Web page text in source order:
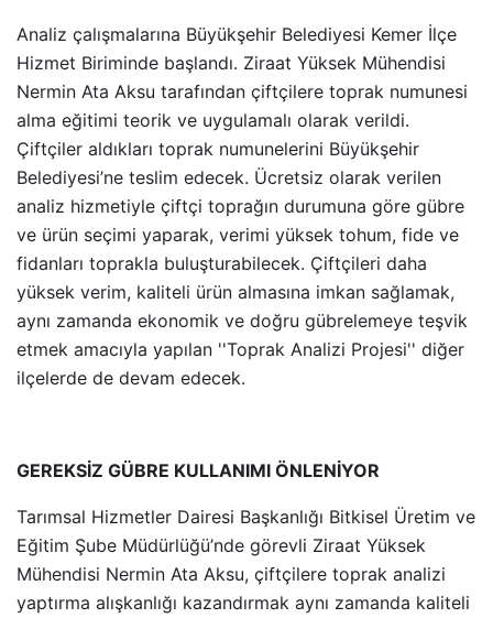
Analiz çalışmalarına Büyükşehir Belediyesi Kemer İlçe
Hizmet Biriminde başlandı. Ziraat Yüksek Mühendisi
Nermin Ata Aksu tarafından çiftçilere toprak numunesi
alma eğitimi teorik ve uygulamalı olarak verildi.
Çiftçiler aldıkları toprak numunelerini Büyükşehir
Belediyesi’ne teslim edecek. Ücretsiz olarak verilen
analiz hizmetiyle çiftçi toprağın durumuna göre gübre
ve ürün seçimi yaparak, verimi yüksek tohum, fide ve
fidanları toprakla buluşturabilecek. Çiftçileri daha
yüksek verim, kaliteli ürün almasına imkan sağlamak,
aynı zamanda ekonomik ve doğru gübrelemeye teşvik
etmek amacıyla yapılan ''Toprak Analizi Projesi'' diğer
ilçelerde de devam edecek.
GEREKSİZ GÜBRE KULLANIMI ÖNLENİYOR
Tarımsal Hizmetler Dairesi Başkanlığı Bitkisel Üretim ve
Eğitim Şube Müdürlüğü’nde görevli Ziraat Yüksek
Mühendisi Nermin Ata Aksu, çiftçilere toprak analizi
yaptırma alışkanlığı kazandırmak aynı zamanda kaliteli